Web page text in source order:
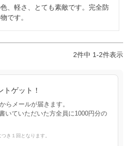
、軽さ、とても素敵です。完全防
です。
2件中 1-2件表示
トゲット！
らメールが届きます。
いていただいた方全員に1000円分の
き１回となります。